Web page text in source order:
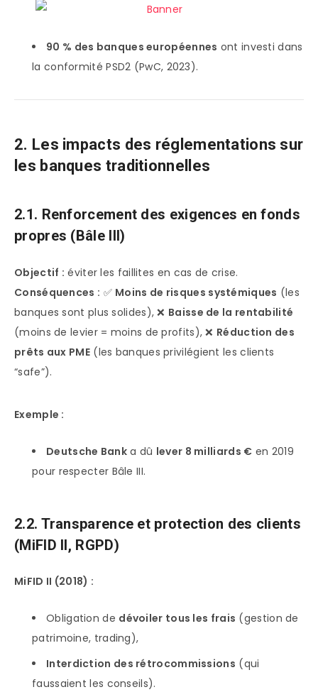
90 % des banques européennes ont investi dans
la conformité PSD2 (PwC, 2023).
2. Les impacts des réglementations sur
les banques traditionnelles
2.1. Renforcement des exigences en fonds
propres (Bâle III)
Objectif : éviter les faillites en cas de crise.
Conséquences : ✅ Moins de risques systémiques (les
banques sont plus solides), ❌ Baisse de la rentabilité
(moins de levier = moins de profits), ❌ Réduction des
prêts aux PME(les banques privilégient les clients
“safe”).
Exemple :
Deutsche Banka dû lever 8 milliards € en 2019
pour respecter Bâle III.
2.2. Transparence et protection des clients
(MiFID II, RGPD)
MiFID II (2018) :
Obligation de dévoiler tous les frais (gestion de
patrimoine, trading),
Interdiction des rétrocommissions (qui
faussaient les conseils).